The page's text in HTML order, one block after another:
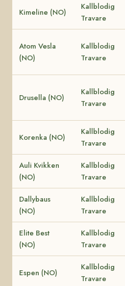
Kimeline (NO)
Kallblodig
Travare
Atom Vesla
(NO)
Kallblodig
Travare
Drusella (NO)
Kallblodig
Travare
Korenka (NO)
Kallblodig
Travare
Auli Kvikken
(NO)
Kallblodig
Travare
Dallybaus
(NO)
Kallblodig
Travare
Elite Best
(NO)
Kallblodig
Travare
Espen (NO)
Kallblodig
Travare